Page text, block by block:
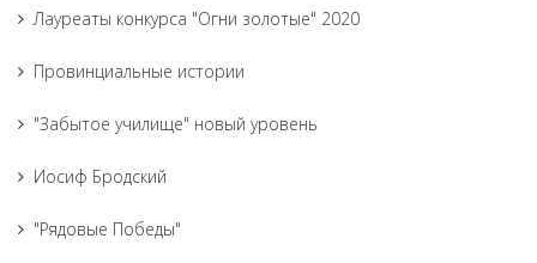
Лауреаты конкурса "Огни золотые" 2020
Провинциальные истории
"Забытое училище" новый уровень
Иосиф Бродский
"Рядовые Победы"